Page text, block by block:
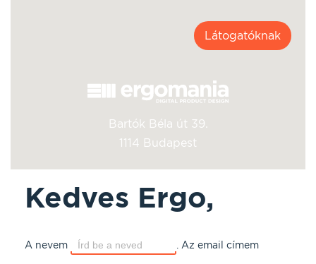
Kedves Ergo,
A nevem Az email címem
Bartók Béla út 39.
1114 Budapest
Látogatóknak